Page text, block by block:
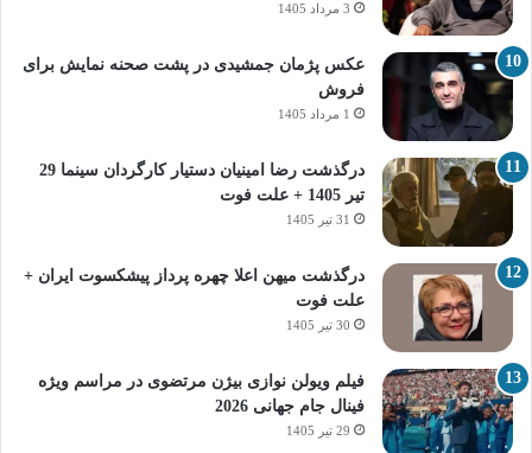
3 مرداد 1405
عکس پژمان جمشیدی در پشت صحنه نمایش برای
فروش
1 مرداد 1405
درگذشت رضا امینیان دستیار کارگردان سینما 29
تیر 1405 + علت فوت
31 تیر 1405
درگذشت میهن اعلا چهره پرداز پیشکسوت ایران +
علت فوت
30 تیر 1405
فیلم ویولن نوازی بیژن مرتضوی در مراسم ویژه
فینال جام جهانی 2026
29 تیر 1405